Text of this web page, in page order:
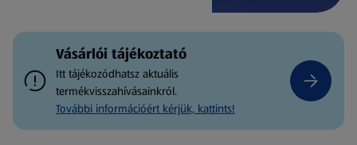
Vásárlói tájékoztató
Itt tájékozódhatsz aktuális
termékvisszahívásainkról.
További információért kérjük, kattints!